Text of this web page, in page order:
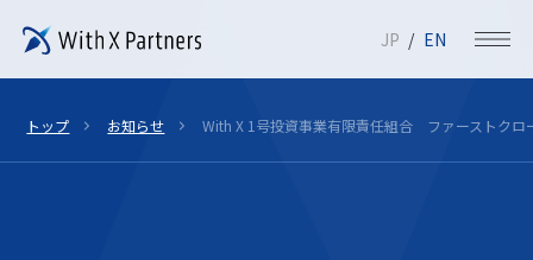
JP EN
トップ お知らせ With X 1号投資事業有限責任組合 ファーストクロ